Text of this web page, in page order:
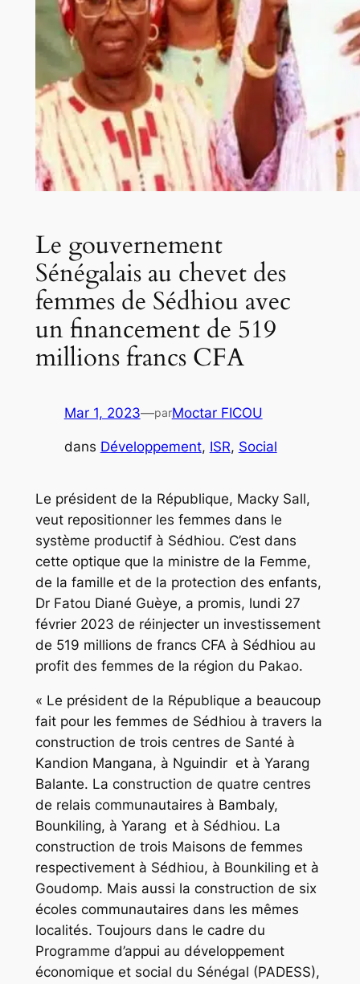
Le gouvernement
Sénégalais au chevet des
femmes de Sédhiou avec
un financement de 519
millions francs CFA
Mar 1, 2023—parMoctar FICOU
dans Développement, ISR, Social
Le président de la République, Macky Sall,
veut repositionner les femmes dans le
système productif à Sédhiou. C’est dans
cette optique que la ministre de la Femme,
de la famille et de la protection des enfants,
Dr Fatou Diané Guèye, a promis, lundi 27
février 2023 de réinjecter un investissement
de 519 millions de francs CFA à Sédhiou au
profit des femmes de la région du Pakao.
« Le président de la République a beaucoup
fait pour les femmes de Sédhiou à travers la
construction de trois centres de Santé à
Kandion Mangana, à Nguindir et à Yarang
Balante. La construction de quatre centres
de relais communautaires à Bambaly,
Bounkiling, à Yarang et à Sédhiou. La
construction de trois Maisons de femmes
respectivement à Sédhiou, à Bounkiling et à
Goudomp. Mais aussi la construction de six
écoles communautaires dans les mêmes
localités. Toujours dans le cadre du
Programme d’appui au développement
économique et social du Sénégal (PADESS),